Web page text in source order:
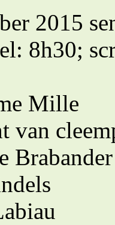
2015
8h30;
Mille
van
Brabander